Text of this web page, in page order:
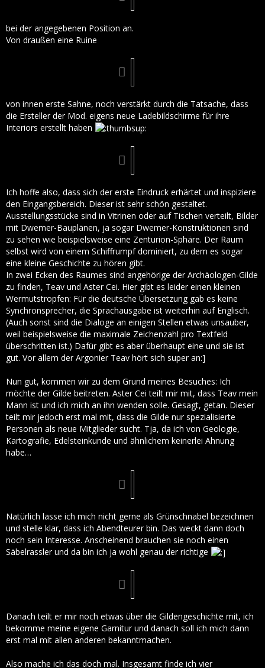
bei der angegebenen Position an.
Von draußen eine Ruine
von innen erste Sahne, noch verstärkt durch die Tatsache, dass
die Ersteller der Mod. eigens neue Ladebildschirme für ihre
Interiors erstellt haben
Ich hoffe also, dass sich der erste Eindruck erhärtet und inspiziere
den Eingangsbereich. Dieser ist sehr schön gestaltet.
Ausstellungsstücke sind in Vitrinen oder auf Tischen verteilt, Bilder
mit Dwemer-Bauplänen, ja sogar Dwemer-Konstruktionen sind
zu sehen wie beispielsweise eine Zenturion-Sphäre. Der Raum
selbst wird von einem Schiffrumpf dominiert, zu dem es sogar
eine kleine Geschichte zu hören gibt.
In zwei Ecken des Raumes sind angehörige der Archäologen-Gilde
zu finden, Teav und Aster Cei. Hier gibt es leider einen kleinen
Wermutstropfen: Für die deutsche Übersetzung gab es keine
Synchronsprecher, die Sprachausgabe ist weiterhin auf Englisch.
(Auch sonst sind die Dialoge an einigen Stellen etwas unsauber,
weil beispielsweise die maximale Zeichenzahl pro Textfeld
überschritten ist.) Dafür gibt es aber überhaupt eine und sie ist
gut. Vor allem der Argonier Teav hört sich super an:]
Nun gut, kommen wir zu dem Grund meines Besuches: Ich
möchte der Gilde beitreten. Aster Cei teilt mir mit, dass Teav mein
Mann ist und ich mich an ihn wenden solle. Gesagt, getan. Dieser
teilt mir jedoch erst mal mit, dass die Gilde nur spezialisierte
Personen als neue Mitglieder sucht. Tja, da ich von Geologie,
Kartografie, Edelsteinkunde und ähnlichem keinerlei Ahnung
habe…
Natürlich lasse ich mich nicht gerne als Grünschnabel bezeichnen
und stelle klar, dass ich Abendteurer bin. Das weckt dann doch
noch sein Interesse. Anscheinend brauchen sie noch einen
Säbelrassler und da bin ich ja wohl genau der richtige
Danach teilt er mir noch etwas über die Gildengeschichte mit, ich
bekomme meine eigene Garnitur und danach soll ich mich dann
erst mal mit allen anderen bekanntmachen.
Also mache ich das doch mal. Insgesamt finde ich vier